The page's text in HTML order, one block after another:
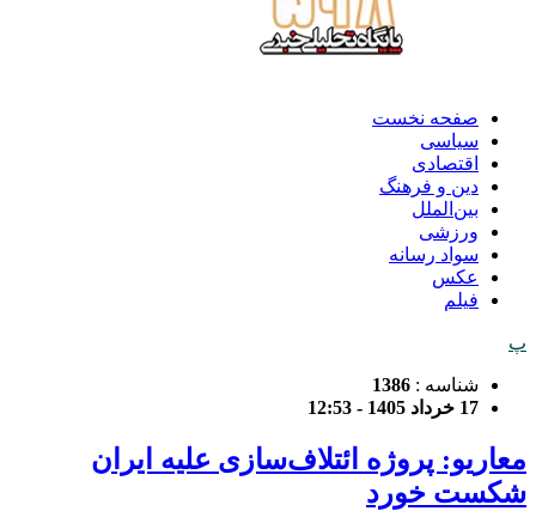
صفحه نخست
سیاسی
اقتصادی
دین و فرهنگ
بین‌الملل
ورزشی
سواد رسانه
عکس
فیلم
پ
شناسه : 1386
17 خرداد 1405 - 12:53
معاریو: پروژه ائتلاف‌سازی علیه ایران
شکست خورد